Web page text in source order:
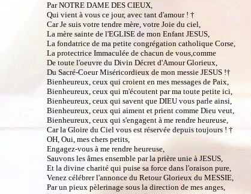
Par NOTRE DAME DES CIEUX,
Qui vient à vous ce jour, avec tant d'amour ! †
Car Je suis votre tendre mère, votre Joie du ciel,
La mère sainte de l'EGLISE de mon Enfant JESUS,
La fondatrice de ma petite congrégation catholique Corse,
La protectrice Immaculée de chacun de vous,comme
De toute l'oeuvre du Divin Décret d'Amour Glorieux,
Du Sacré-Coeur Miséricordieux de mon messie JESUS !†
Bienheureux, ceux qui croient en mes messages de Paix,
Bienheureux, ceux qui m'écoutent par ma toute petite ici,
Bienheureux, ceux qui savent que DIEU vous parle ainsi,
Bienheureux, ceux qui aiment et prient comme Dieu veut,
Bienheureux, ceux qui s'engagent à me rendre heureuse,
Car la Gloire du Ciel vous est réservée depuis toujours ! †
OH, Oui, mes chers petits,
Engagez-vous à me rendre heureuse,
Sauvons les âmes ensemble par la prière unie à JESUS,
Et la divine charité qui puise sa force dans l'oraison pure,
Venez célébrer l'annonce du Retour Glorieux du MESSIE,
Par un pieux pèlerinage sous la direction de mes anges,